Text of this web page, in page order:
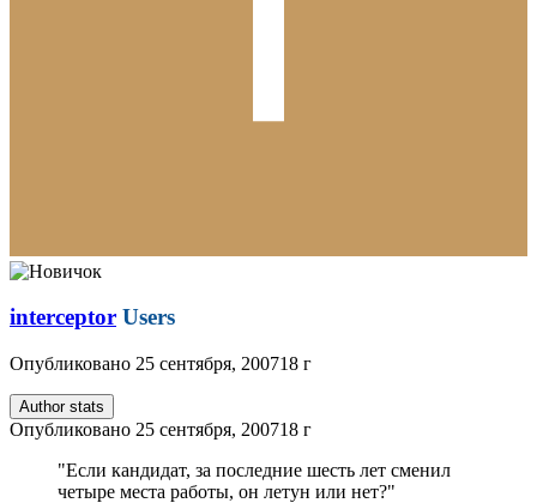
interceptor Users
Опубликовано 25 сентября, 200718 г
Author stats
Опубликовано 25 сентября, 200718 г
"Если кандидат, за последние шесть лет сменил
четыре места работы, он летун или нет?"